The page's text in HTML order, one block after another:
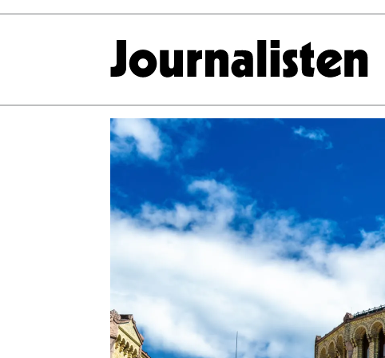
åpenhetsloven